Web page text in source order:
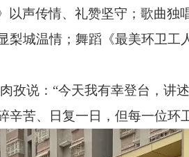
声传情、礼赞坚守；歌曲独
城温情；舞蹈《最美环卫工
说：“今天我有幸登台，讲
苦、日复一日，但每一位环